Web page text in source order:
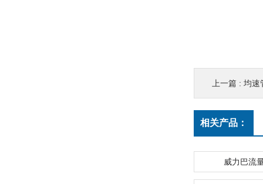
上一篇 : 均速
相关产品：
威力巴流